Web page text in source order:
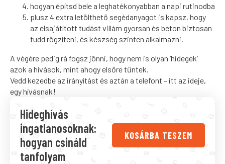
hogyan építsd bele a leghatékonyabban a napi rutinodba
plusz 4 extra letölthető segédanyagot is kapsz, hogy
az elsajátított tudást villám gyorsan és beton biztosan
tudd rögzíteni, és készség szinten alkalmazni.
A végére pedig rá fogsz jönni, hogy nem is olyan ‘hidegek’
azok a hívások, mint ahogy elsőre tűntek.
Vedd kezedbe az irányítást és aztán a telefont – itt az ideje,
egy hívásnak!
Hideghívás
ingatlanosoknak:
hogyan csináld
tanfolyam
KOSÁRBA TESZEM